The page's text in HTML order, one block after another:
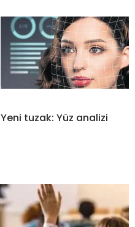
Yeni tuzak: Yüz analizi